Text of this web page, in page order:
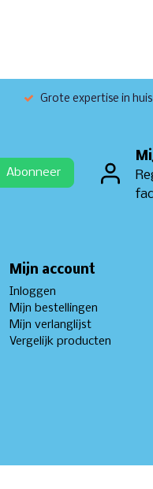
Grote expertise in
Abonneer
Mijn account
Inloggen
Mijn bestellingen
Mijn verlanglijst
Vergelijk producten